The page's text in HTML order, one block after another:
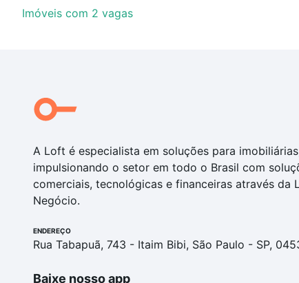
Imóveis com 2 vagas
A Loft é especialista em soluções para
impulsionando o setor em todo o Brasil com
comerciais, tecnológicas e financeiras através da
Negócio.
ENDEREÇO
Rua Tabapuã, 743 - Itaim Bibi, São Paulo - SP,
Baixe nosso app